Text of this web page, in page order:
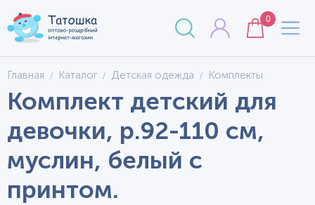
0
Главная Каталог Детская одежда Комплекты
Комплект детский для
девочки, р.92-110 см,
муслин, белый с
принтом.